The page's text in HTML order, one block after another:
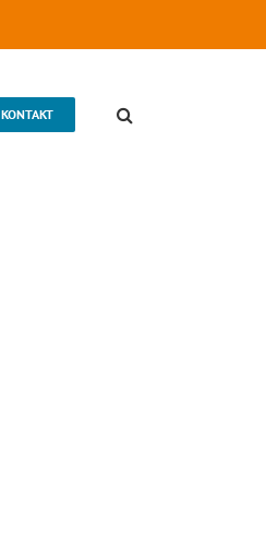
KONTAKT